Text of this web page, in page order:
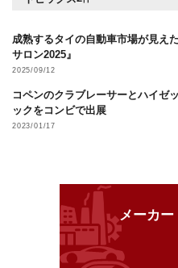
成熟するタイの自動車市場が見え
サロン2025』
2025/09/12
コペンのクラブレーサーとハイゼ
ックをコンビで出展
2023/01/17
メーカー